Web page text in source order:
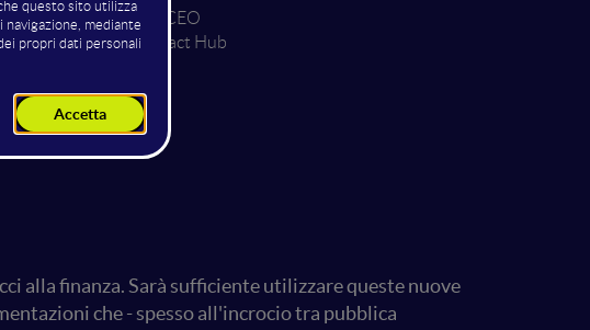
CEO
Impact Hub
alla finanza. Sarà sufficiente utilizzare queste nuove
che - spesso all'incrocio tra pubblica